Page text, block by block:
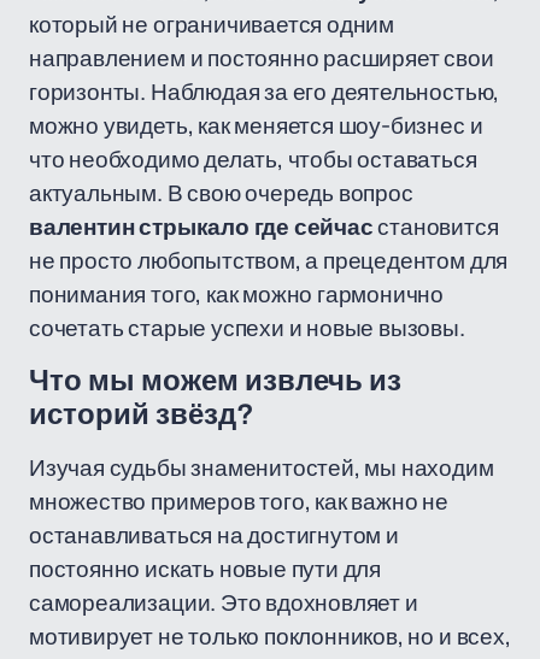
который не ограничивается одним
направлением и постоянно расширяет свои
горизонты. Наблюдая за его деятельностью,
можно увидеть, как меняется шоу-бизнес и
что необходимо делать, чтобы оставаться
актуальным. В свою очередь вопрос
валентин стрыкало где сейчасстановится
не просто любопытством, а прецедентом для
понимания того, как можно гармонично
сочетать старые успехи и новые вызовы.
Что мы можем извлечь из
историй звёзд?
Изучая судьбы знаменитостей, мы находим
множество примеров того, как важно не
останавливаться на достигнутом и
постоянно искать новые пути для
самореализации. Это вдохновляет и
мотивирует не только поклонников, но и всех,